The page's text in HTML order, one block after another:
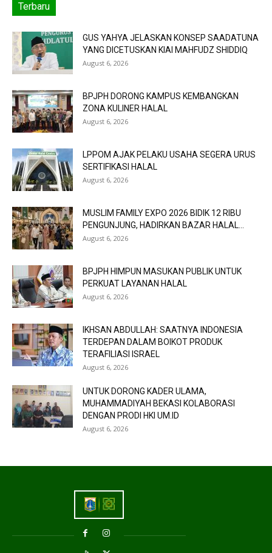
Terbaru
GUS YAHYA JELASKAN KONSEP SAADATUNA
YANG DICETUSKAN KIAI MAHFUDZ SHIDDIQ
August 6, 2026
BPJPH DORONG KAMPUS KEMBANGKAN
ZONA KULINER HALAL
August 6, 2026
LPPOM AJAK PELAKU USAHA SEGERA URUS
SERTIFIKASI HALAL
August 6, 2026
MUSLIM FAMILY EXPO 2026 BIDIK 12 RIBU
PENGUNJUNG, HADIRKAN BAZAR HALAL...
August 6, 2026
BPJPH HIMPUN MASUKAN PUBLIK UNTUK
PERKUAT LAYANAN HALAL
August 6, 2026
IKHSAN ABDULLAH: SAATNYA INDONESIA
TERDEPAN DALAM BOIKOT PRODUK
TERAFILIASI ISRAEL
August 6, 2026
UNTUK DORONG KADER ULAMA,
MUHAMMADIYAH BEKASI KOLABORASI
DENGAN PRODI HKI UM.ID
August 6, 2026